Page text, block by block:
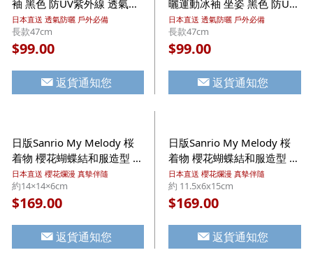
袖 黑色 防UV紫外線 透氣針
織露指 手袖臂套 長款
47cm【市集世界 - 日本市
集】
日本直送 透氣防曬 戶外必備
長款47cm
$99.00
返貨通知您
曬運動冰袖 坐姿 黑色 防UV
紫外線 透氣針織露指 手袖臂
套 長款 47cm【市集世界 -
日本市集】
日本直送 透氣防曬 戶外必備
長款47cm
$99.00
返貨通知您
日版Sanrio My Melody 桜
着物 櫻花蝴蝶結和服造型 毛
公仔 鎖匙扣掛飾 (590)【市
集世界 - 日本市集】
日本直送 櫻花爛漫 真摰伴隨
約14×14×6cm
$169.00
返貨通知您
日版Sanrio My Melody 桜
着物 櫻花蝴蝶結和服造型 毛
公仔 鎖匙扣掛飾 (576)【市
集世界 - 日本市集】
日本直送 櫻花爛漫 真摰伴隨
約 11.5x6x15cm
$169.00
返貨通知您